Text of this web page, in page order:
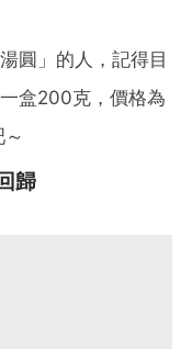
圓」的人，記得目
盒200克，價格為
歸